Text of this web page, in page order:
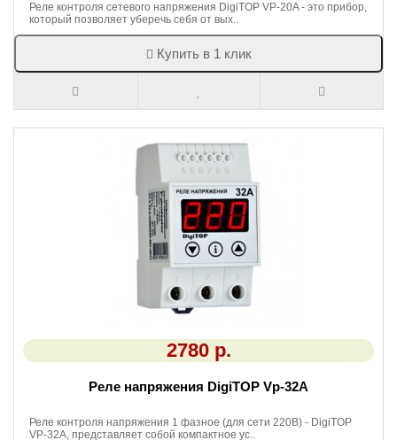
Реле контроля сетевого напряжения DigiTOP VP-20A - это прибор,
который позволяет уберечь себя от вых..
Купить в 1 клик
2780 р.
Реле напряжения DigiTOP Vp-32A
Реле контроля напряжения 1 фазное (для сети 220В) - DigiTOP
VP-32A, представляет собой компактное ус..